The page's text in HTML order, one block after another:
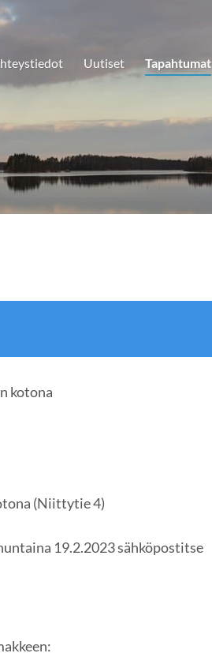
Uutiset Tapahtumat
kotona
(Niittytie 4)
19.2.2023 sähköpostitse